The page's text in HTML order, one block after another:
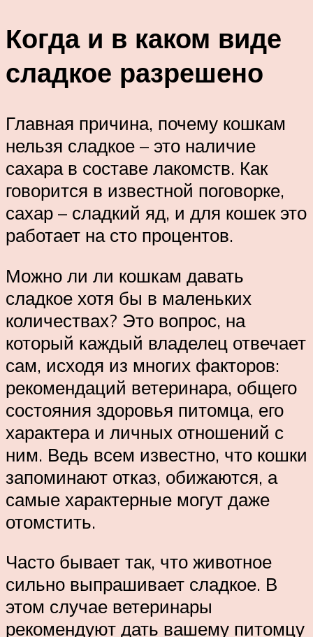
Когда и в каком виде
сладкое разрешено
Главная причина, почему кошкам
нельзя сладкое – это наличие
сахара в составе лакомств. Как
говорится в известной поговорке,
сахар – сладкий яд, и для кошек это
работает на сто процентов.
Можно ли ли кошкам давать
сладкое хотя бы в маленьких
количествах? Это вопрос, на
который каждый владелец отвечает
сам, исходя из многих факторов:
рекомендаций ветеринара, общего
состояния здоровья питомца, его
характера и личных отношений с
ним. Ведь всем известно, что кошки
запоминают отказ, обижаются, а
самые характерные могут даже
отомстить.
Часто бывает так, что животное
сильно выпрашивает сладкое. В
этом случае ветеринары
рекомендуют дать вашему питомцу